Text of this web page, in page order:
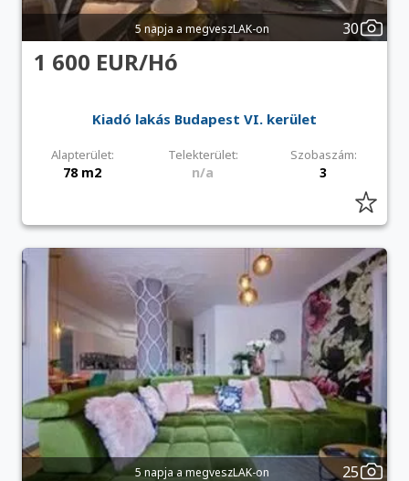
5 napja a megveszLAK-on 30
1 600 EUR/Hó
Kiadó lakás Budapest VI. kerület
Alapterület: Telekterület: Szobaszám:
78 m2 n/a 3
5 napja a megveszLAK-on 25